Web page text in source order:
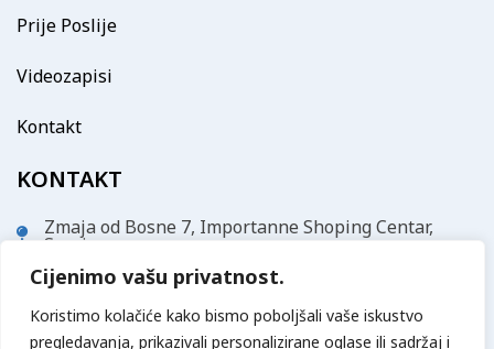
Cijenimo vašu privatnost.
Koristimo kolačiće kako bismo poboljšali vaše iskustvo
pregledavanja, prikazivali personalizirane oglase ili sadržaj i
Prije Poslije
Videozapisi
Kontakt
KONTAKT
Zmaja od Bosne 7, Importanne Shoping Centar,
Sarajevo
info@vatanmed.com
+387 61 177 333